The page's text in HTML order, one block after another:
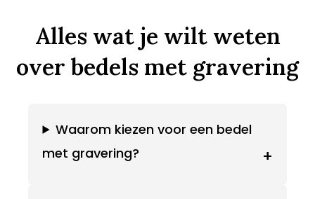
Alles wat je wilt weten
over bedels met gravering
Waarom kiezen voor een bedel
met gravering?
+